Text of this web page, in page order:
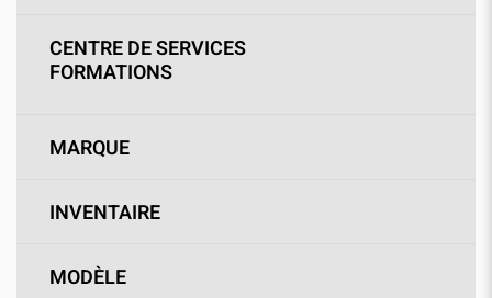
CENTRE DE SERVICES
FORMATIONS
MARQUE
INVENTAIRE
MODÈLE